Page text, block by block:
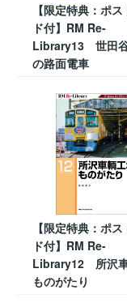
【限定特典：ポ
ド付】RM Re-
Library13 世田
の路面電車
【限定特典：ポ
ド付】RM Re-
Library12 所沢
ものがたり